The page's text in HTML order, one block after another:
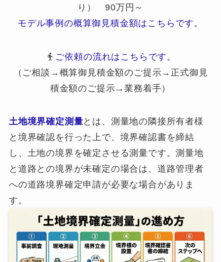
り） 90万円～
モデル事例の概算御見積金額はこちらです。
ご依頼の流れはこちらです。
（ご相談→概算御見積金額のご提示→正式御見
積金額のご提示→業務着手）
土地境界確定測量とは、測量地の隣接所有者様
と境界確認を行った上で、境界確認書を締結
し、土地の境界を確定させる測量です。測量地
と道路との境界が未確定の場合は、道路管理者
への道路境界確定申請が必要な場合がありま
す。